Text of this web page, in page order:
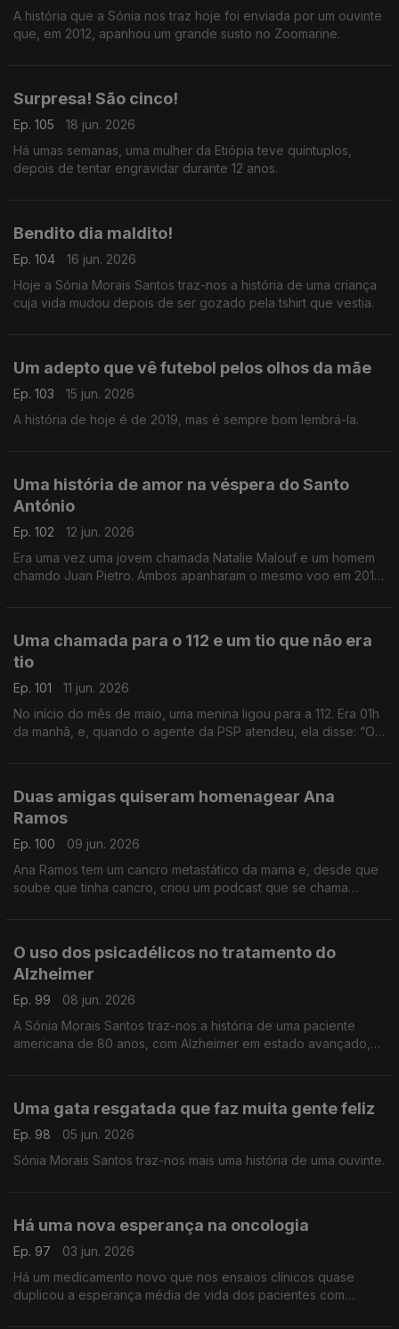
A história que a Sónia nos traz hoje foi enviada por um ouvinte
que, em 2012, apanhou um grande susto no Zoomarine.
Surpresa! São cinco!
Ep. 105
18 jun. 2026
Há umas semanas, uma mulher da Etiópia teve quíntuplos,
depois de tentar engravidar durante 12 anos.
Bendito dia maldito!
Ep. 104
16 jun. 2026
Hoje a Sónia Morais Santos traz-nos a história de uma criança
cuja vida mudou depois de ser gozado pela tshirt que vestia.
Um adepto que vê futebol pelos olhos da mãe
Ep. 103
15 jun. 2026
A história de hoje é de 2019, mas é sempre bom lembrá-la.
Uma história de amor na véspera do Santo
António
Ep. 102
12 jun. 2026
Era uma vez uma jovem chamada Natalie Malouf e um homem
chamdo Juan Pietro. Ambos apanharam o mesmo voo em 2016,
Uma chamada para o 112 e um tio que não era
tio
Ep. 101
11 jun. 2026
No início do mês de maio, uma menina ligou para a 112. Era 01h
da manhã, e, quando o agente da PSP atendeu, ela disse: “Olá
Duas amigas quiseram homenagear Ana
Ramos
Ep. 100
09 jun. 2026
Ana Ramos tem um cancro metastático da mama e, desde que
soube que tinha cancro, criou um podcast que se chama
O uso dos psicadélicos no tratamento do
Alzheimer
Ep. 99
08 jun. 2026
A Sónia Morais Santos traz-nos a história de uma paciente
americana de 80 anos, com Alzheimer em estado avançado,
Uma gata resgatada que faz muita gente feliz
Ep. 98
05 jun. 2026
Sónia Morais Santos traz-nos mais uma história de uma ouvinte.
Há uma nova esperança na oncologia
Ep. 97
03 jun. 2026
Há um medicamento novo que nos ensaios clínicos quase
duplicou a esperança média de vida dos pacientes com